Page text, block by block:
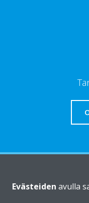
Evästeiden avulla